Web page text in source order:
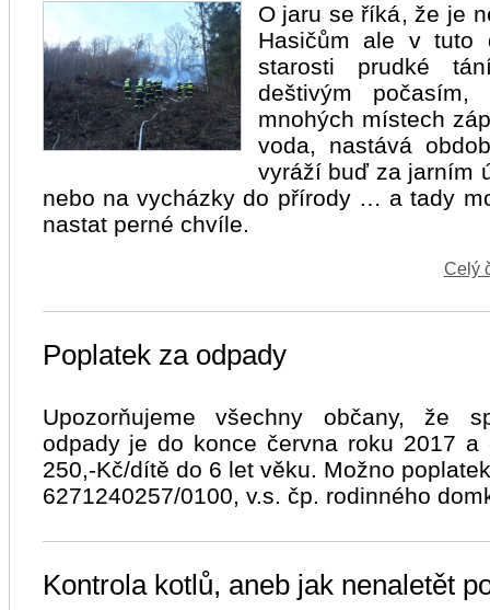
O jaru se říká, že je
Hasičům ale v tuto
starosti prudké
deštivým
mnohých místech
voda, nastává
vyráží buď za jarním
nebo na vycházky do přírody … a tady
nastat perné chvíle.
Celý
Poplatek za odpady
Upozorňujeme všechny občany, že
odpady je do konce června roku 2017 a
250,-Kč/dítě do 6 let věku. Možno
6271240257/0100, v.s. čp. rodinného
Kontrola kotlů, aneb jak nenaletět